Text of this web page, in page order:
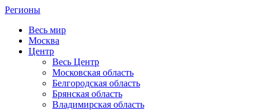
Регионы
Весь мир
Москва
Центр
Весь Центр
Московская область
Белгородская область
Брянская область
Владимирская область